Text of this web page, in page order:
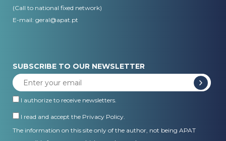
(Call to national fixed network)
E-mail: geral@apat.pt
SUBSCRIBE TO OUR NEWSLETTER
I authorize to receive newsletters.
I read and accept the Privacy Policy.
The information on this site only of the author, not being APAT